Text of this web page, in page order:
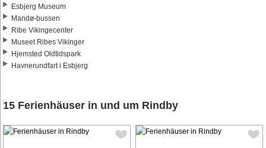
Esbjerg Museum
Mandø-bussen
Ribe Vikingecenter
Museet Ribes Vikinger
Hjemsted Oldtidspark
Havnerundfart i Esbjerg
15 Ferienhäuser in und um Rindby